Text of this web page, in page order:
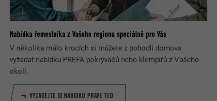
Nabídka řemeslníka z Vašeho regionu speciálně pro Vás
V několika málo krocích si můžete z pohodlí domova
vyžádat nabídku PREFA pokrývačů nebo klempířů z Vašeho
okolí.
VYŽÁDEJTE SI NABÍDKU PRÁVĚ TEĎ